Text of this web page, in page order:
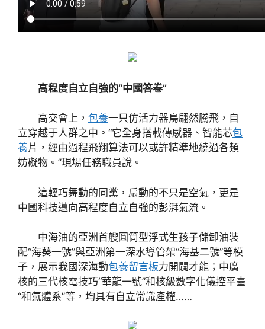
高程度自立自強的“中國答卷”
高交會上， 包養一只仿活力器鳥翩然騰飛，自
立穿越于人群之中。“它全身搭載傳感器、智能芯包
養片，經由過程飛翔算法可以或許精準地繞過各類
妨礙物。”現場任務職員說。
這輕巧舞動的同黨，扇動的不只是空氣，更是
中國科技邁向高程度自立自強的彭湃氣流。
中海油的亞洲首艘圓筒型浮式生孩子儲卸油裝
配“海葵一號”與亞洲第一深水導管架“海基二號”等模
子，展示我國深海動包養留言板力開闢才能；中廣
核的三代核電技巧“華龍一號”和核級數字化儀控平臺
“和氣體系”等，均具有自立常識產權……